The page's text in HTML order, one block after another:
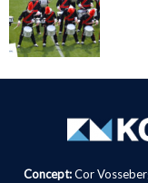
Concept:Cor